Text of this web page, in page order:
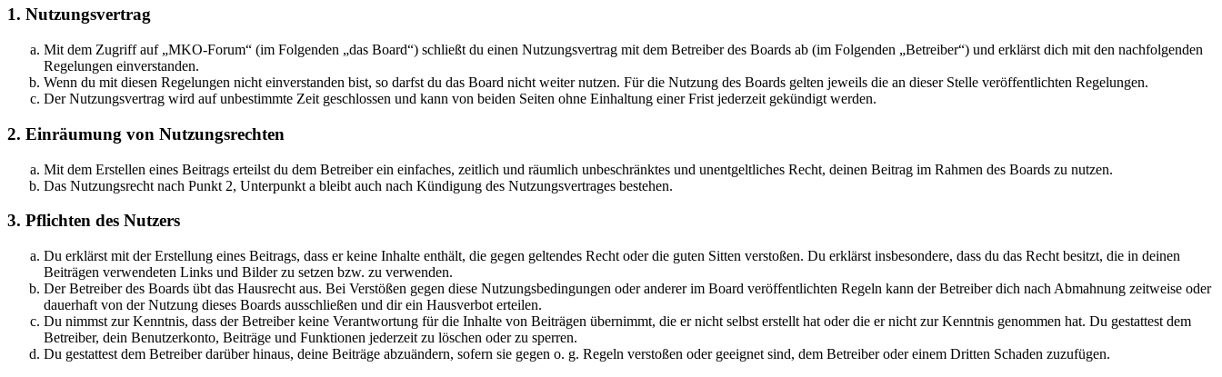
1. Nutzungsvertrag
Mit dem Zugriff auf „MKO-Forum“ (im Folgenden „das Board“) schließt du einen Nutzungsvertrag mit dem Betreiber des Boards ab (im Folgenden „Betreiber“) und erklärst dich mit den nachfolgenden
Regelungen einverstanden.
Wenn du mit diesen Regelungen nicht einverstanden bist, so darfst du das Board nicht weiter nutzen. Für die Nutzung des Boards gelten jeweils die an dieser Stelle veröffentlichten Regelungen.
Der Nutzungsvertrag wird auf unbestimmte Zeit geschlossen und kann von beiden Seiten ohne Einhaltung einer Frist jederzeit gekündigt werden.
2. Einräumung von Nutzungsrechten
Mit dem Erstellen eines Beitrags erteilst du dem Betreiber ein einfaches, zeitlich und räumlich unbeschränktes und unentgeltliches Recht, deinen Beitrag im Rahmen des Boards zu nutzen.
Das Nutzungsrecht nach Punkt 2, Unterpunkt a bleibt auch nach Kündigung des Nutzungsvertrages bestehen.
3. Pflichten des Nutzers
Du erklärst mit der Erstellung eines Beitrags, dass er keine Inhalte enthält, die gegen geltendes Recht oder die guten Sitten verstoßen. Du erklärst insbesondere, dass du das Recht besitzt, die in deinen
Beiträgen verwendeten Links und Bilder zu setzen bzw. zu verwenden.
Der Betreiber des Boards übt das Hausrecht aus. Bei Verstößen gegen diese Nutzungsbedingungen oder anderer im Board veröffentlichten Regeln kann der Betreiber dich nach Abmahnung zeitweise oder
dauerhaft von der Nutzung dieses Boards ausschließen und dir ein Hausverbot erteilen.
Du nimmst zur Kenntnis, dass der Betreiber keine Verantwortung für die Inhalte von Beiträgen übernimmt, die er nicht selbst erstellt hat oder die er nicht zur Kenntnis genommen hat. Du gestattest dem
Betreiber, dein Benutzerkonto, Beiträge und Funktionen jederzeit zu löschen oder zu sperren.
Du gestattest dem Betreiber darüber hinaus, deine Beiträge abzuändern, sofern sie gegen o. g. Regeln verstoßen oder geeignet sind, dem Betreiber oder einem Dritten Schaden zuzufügen.